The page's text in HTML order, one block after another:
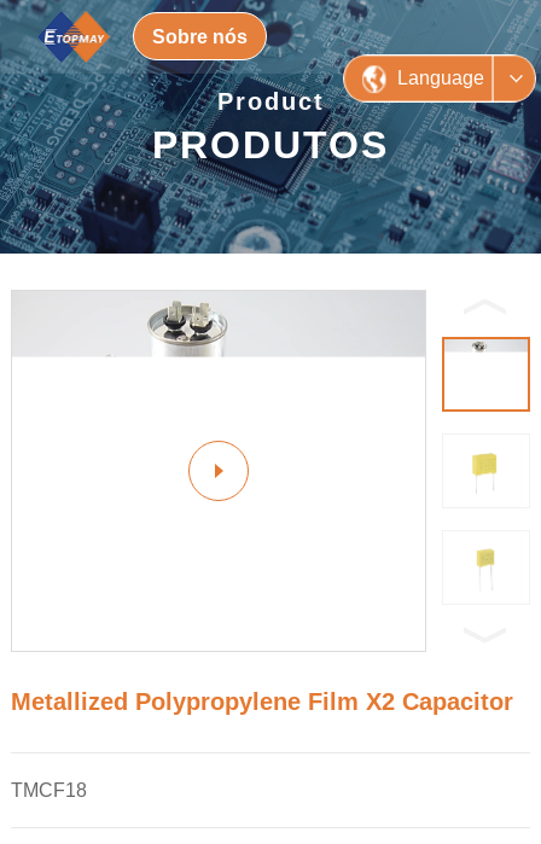
Sobre nós
Language
Product
PRODUTOS
Metallized Polypropylene Film X2 Capacitor
TMCF18